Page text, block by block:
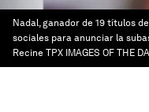
Nadal, ganador de 19 títulos
sociales para anunciar la
Recine TPX IMAGES OF THE